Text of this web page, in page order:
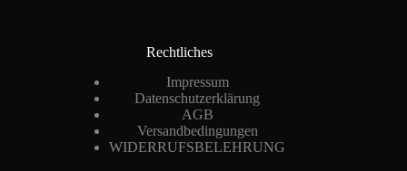
Rechtliches
Impressum
Datenschutzerklärung
AGB
Versandbedingungen
WIDERRUFSBELEHRUNG